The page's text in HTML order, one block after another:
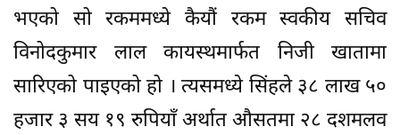
भएको सो रकममध्ये कैयौं रकम स्वकीय सचिव
विनोदकुमार लाल कायस्थमार्फत निजी खातामा
सारिएको पाइएको हो । त्यसमध्ये सिंहले ३८ लाख ५०
हजार ३ सय १९ रुपियाँ अर्थात औसतमा २८ दशमलव